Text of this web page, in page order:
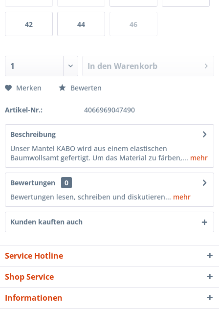
42 44 46
In den Warenkorb
Merken Bewerten
Artikel-Nr.: 4066969047490
Beschreibung
Unser Mantel KABO wird aus einem elastischen
Baumwollsamt gefertigt. Um das Material zu färben,... mehr
Bewertungen
0
Bewertungen lesen, schreiben und diskutieren... mehr
Kunden kauften auch
Service Hotline
Shop Service
Informationen